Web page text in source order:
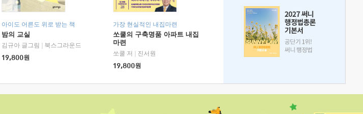
아이도 어른도 위로 받는 책
밤의 교실
김규아 글그림
북스그라운드
19,800원
가장 현실적인 내집마련
쏘쿨의 구축명품 아파트 내집
마련
쏘쿨 저
진서원
19,800원